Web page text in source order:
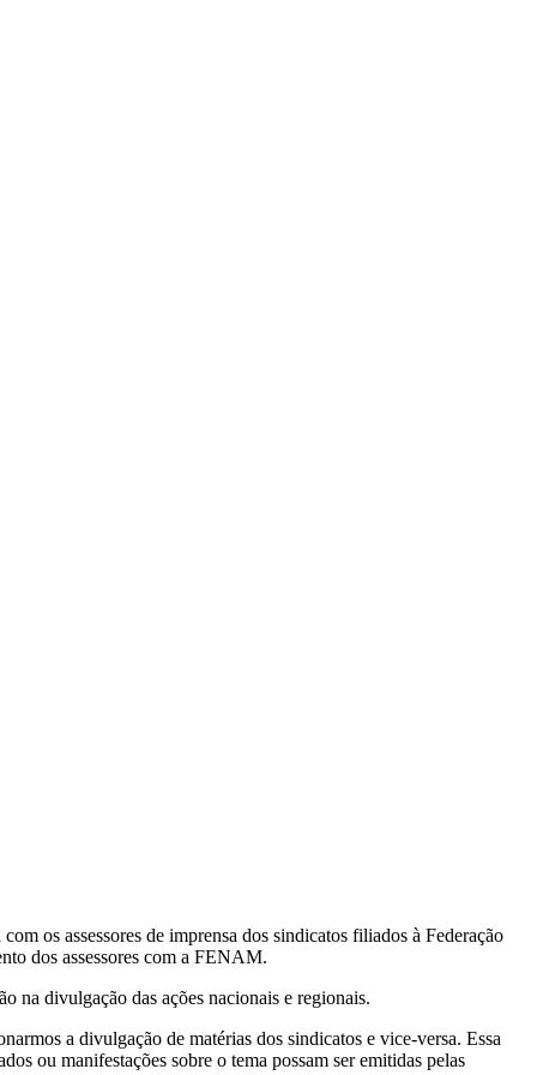
os assessores de imprensa dos sindicatos filiados à Federação
dos assessores com a FENAM.
na divulgação das ações nacionais e regionais.
a divulgação de matérias dos sindicatos e vice-versa. Essa
ou manifestações sobre o tema possam ser emitidas pelas